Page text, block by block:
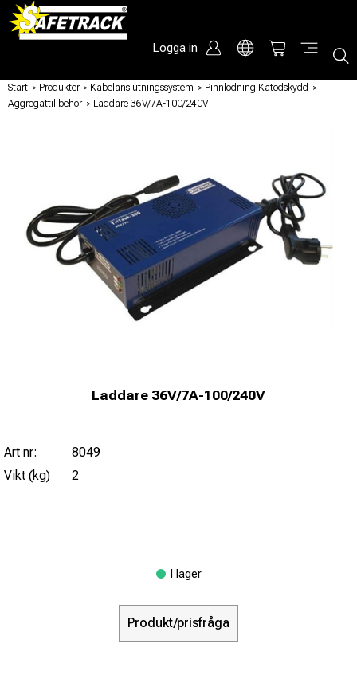
Logga in
Start / Produkter / Kabelanslutningssystem / Pinnlödning Katodskydd /
Aggregattillbehör / Laddare 36V/7A-100/240V
Laddare 36V/7A-100/240V
Art nr:
8049
Vikt (kg)
2
I lager
Produkt/prisfråga